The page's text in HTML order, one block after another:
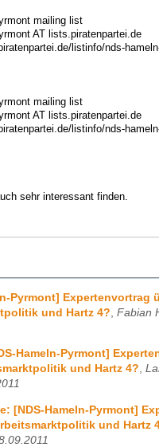
mailing list
AT lists.piratenpartei.de
listinfo/nds-
mailing list
AT lists.piratenpartei.de
listinfo/nds-
sehr interessant finden.
Pyrmont] Expertenvortrag
und Hartz 4? Fabian
Hameln-Pyrmont]
und Hartz 4?,
[NDS-Hameln-Pyrmont]
und Hartz